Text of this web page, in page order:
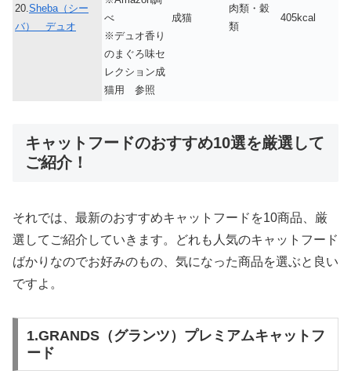
20.Sheba（シー
バ） デュオ
べ
※デュオ香り
のまぐろ味セ
レクション成
猫用 参照
成猫
肉類・穀
類
405kcal
キャットフードのおすすめ10選を厳選して
ご紹介！
それでは、最新のおすすめキャットフードを10商品、厳
選してご紹介していきます。どれも人気のキャットフード
ばかりなのでお好みのもの、気になった商品を選ぶと良い
ですよ。
1.GRANDS（グランツ）プレミアムキャットフ
ード